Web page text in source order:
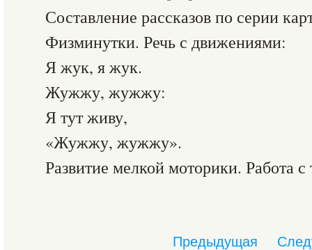
Составление рассказов по серии
Физминутки. Речь с движениями:
Я жук, я жук.
Жужжу, жужжу:
Я тут живу,
«Жужжу, жужжу».
Развитие мелкой моторики. Работа
Предыдущая